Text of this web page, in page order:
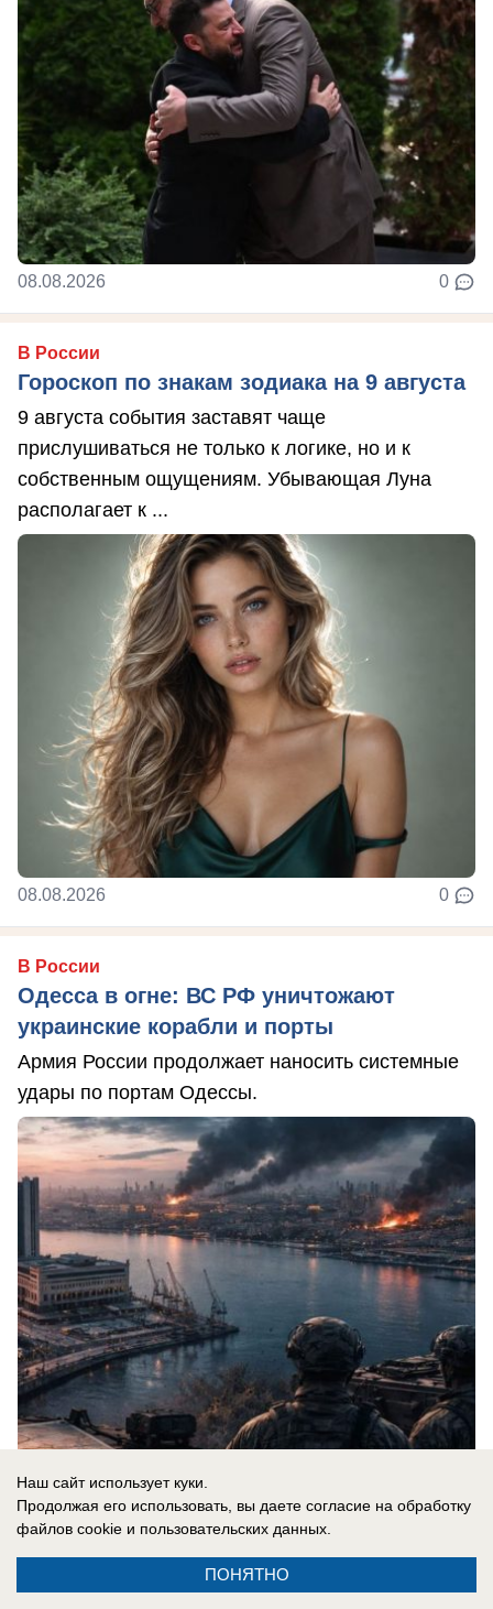
08.08.2026 0
В России
Гороскоп по знакам зодиака на 9 августа
9 августа события заставят чаще
прислушиваться не только к логике, но и к
собственным ощущениям. Убывающая Луна
располагает к ...
08.08.2026 0
В России
Одесса в огне: ВС РФ уничтожают
украинские корабли и порты
Армия России продолжает наносить системные
удары по портам Одессы.
08.08.2026
Наш сайт использует куки.
Продолжая его использовать, вы даете согласие на обработку
файлов cookie и пользовательских данных.
ПОНЯТНО